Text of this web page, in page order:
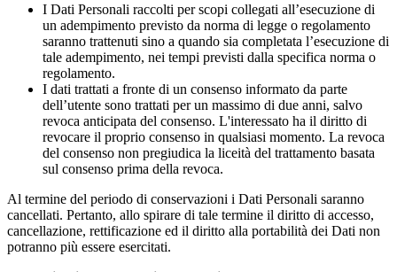
I Dati Personali raccolti per scopi collegati all’esecuzione di
un adempimento previsto da norma di legge o regolamento
saranno trattenuti sino a quando sia completata l’esecuzione di
tale adempimento, nei tempi previsti dalla specifica norma o
regolamento.
I dati trattati a fronte di un consenso informato da parte
dell’utente sono trattati per un massimo di due anni, salvo
revoca anticipata del consenso. L'interessato ha il diritto di
revocare il proprio consenso in qualsiasi momento. La revoca
del consenso non pregiudica la liceità del trattamento basata
sul consenso prima della revoca.
Al termine del periodo di conservazioni i Dati Personali saranno
cancellati. Pertanto, allo spirare di tale termine il diritto di accesso,
cancellazione, rettificazione ed il diritto alla portabilità dei Dati non
potranno più essere esercitati.